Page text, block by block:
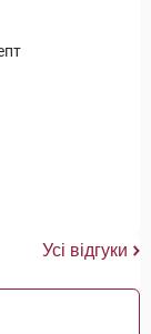
Усі відгуки